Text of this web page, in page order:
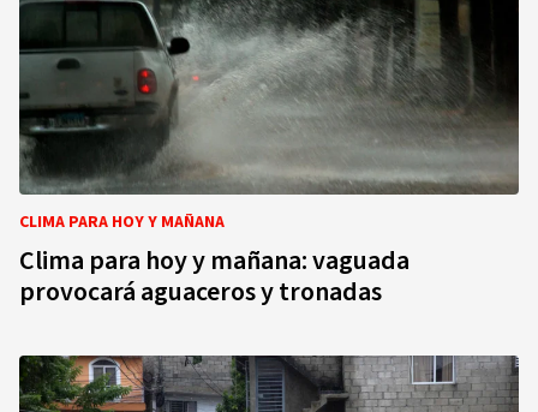
CLIMA PARA HOY Y MAÑANA
Clima para hoy y mañana: vaguada
provocará aguaceros y tronadas